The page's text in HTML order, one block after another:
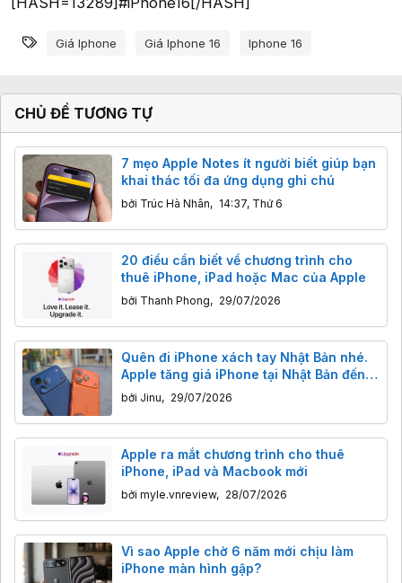
Từ khóa
Giá Iphone Giá Iphone 16 Iphone 16
CHỦ ĐỀ TƯƠNG TỰ
7 mẹo Apple Notes ít người biết giúp bạn
khai thác tối đa ứng dụng ghi chú
bởi Trúc Hà Nhân, 14:37, Thứ 6
20 điều cần biết về chương trình cho
thuê iPhone, iPad hoặc Mac của Apple
bởi Thanh Phong, 29/07/2026
Quên đi iPhone xách tay Nhật Bản nhé.
Apple tăng giá iPhone tại Nhật Bản đến
11,3% rồi
bởi Jinu, 29/07/2026
Apple ra mắt chương trình cho thuê
iPhone, iPad và Macbook mới
bởi myle.vnreview, 28/07/2026
Vì sao Apple chờ 6 năm mới chịu làm
iPhone màn hình gập?